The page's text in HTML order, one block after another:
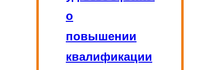
о
повышении
квалификации